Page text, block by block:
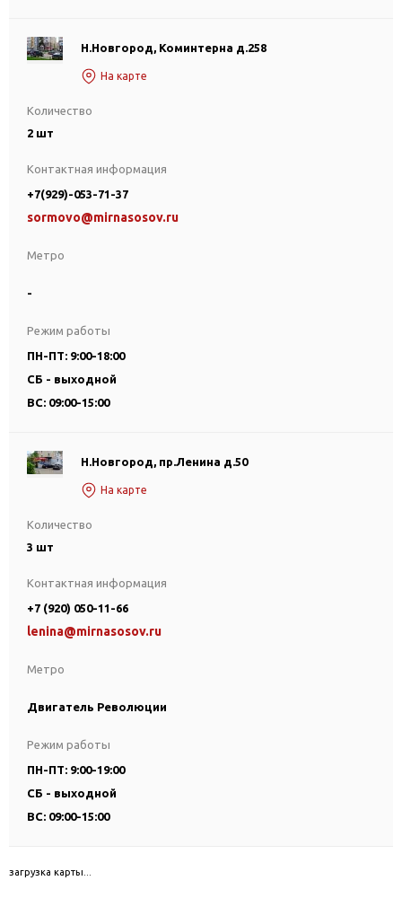
Н.Новгород, Коминтерна д.258
На карте
Количество
2 шт
Метро
-
Контактная информация
+7(929)-053-71-37
sormovo@mirnasosov.ru
Режим работы
ПН-ПТ: 9:00-18:00
СБ - выходной
ВС: 09:00-15:00
Н.Новгород, пр.Ленина д.50
На карте
Количество
3 шт
Метро
Двигатель Революции
Контактная информация
+7 (920) 050-11-66
lenina@mirnasosov.ru
Режим работы
ПН-ПТ: 9:00-19:00
СБ - выходной
ВС: 09:00-15:00
загрузка карты...